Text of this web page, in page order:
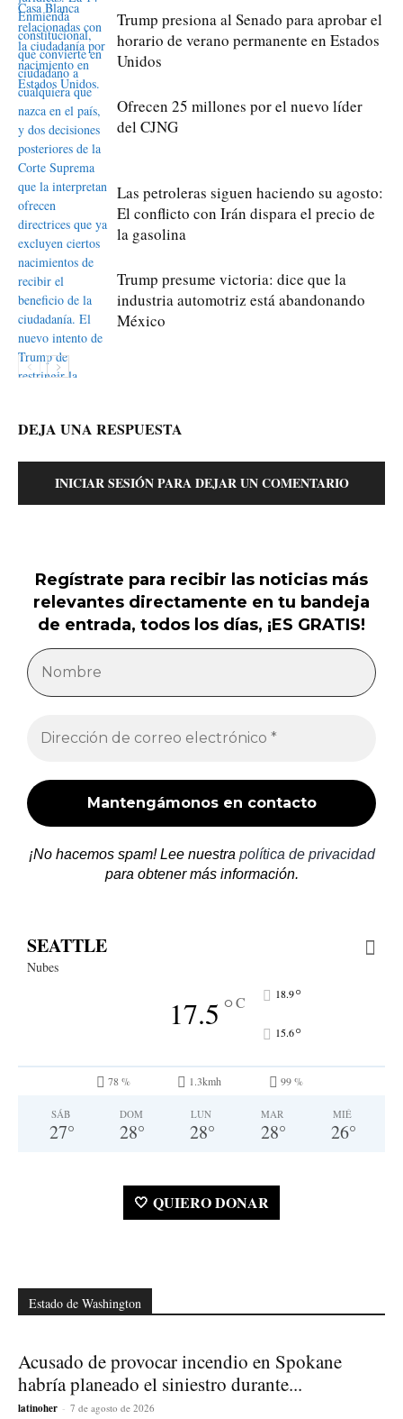
Trump presiona al Senado para aprobar el
horario de verano permanente en Estados
Unidos
Ofrecen 25 millones por el nuevo líder
del CJNG
Las petroleras siguen haciendo su agosto:
El conflicto con Irán dispara el precio de
la gasolina
Trump presume victoria: dice que la
industria automotriz está abandonando
México
DEJA UNA RESPUESTA
INICIAR SESIÓN PARA DEJAR UN COMENTARIO
Regístrate para recibir las noticias más
relevantes directamente en tu bandeja
de entrada, todos los días, ¡ES GRATIS!
¡No hacemos spam! Lee nuestra política de privacidad
para obtener más información.
SEATTLE
Nubes
17.5°C 18.9°
15.6°
78 % 1.3kmh 99 %
SÁB
27°
DOM
28°
LUN
28°
MAR
28°
MIÉ
26°
🤍 QUIERO DONAR
Estado de Washington
Acusado de provocar incendio en Spokane
habría planeado el siniestro durante...
latinoher - 7 de agosto de 2026